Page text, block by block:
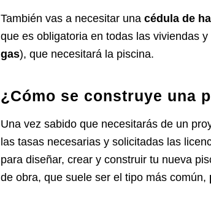
También vas a necesitar una cédula de
que es obligatoria en todas las viviendas
gas), que necesitará la piscina.
¿Cómo se construye una
Una vez sabido que necesitarás de un
las tasas necesarias y solicitadas las
para diseñar, crear y construir tu nueva
de obra, que suele ser el tipo más común,